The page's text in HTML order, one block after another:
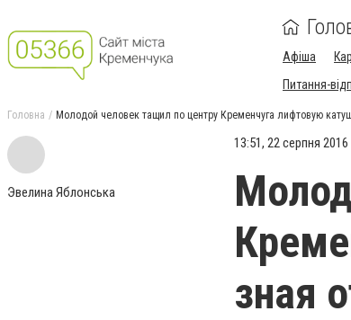
Афіша
Питання-
Головна Молодой человек тащил по центру Кременчуга лифтовую
Эвелина Яблонська
13:51, 22 серпня 2016
зная